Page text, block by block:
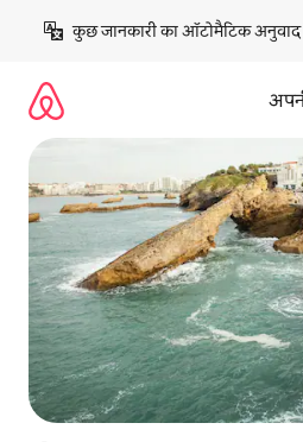
छोड़कर
कॉन्टेंट
कुछ जानकारी का ऑटोमैटिक अनुवाद